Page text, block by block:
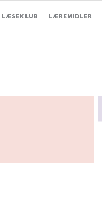
LÆSEKLUB LÆREMIDLER